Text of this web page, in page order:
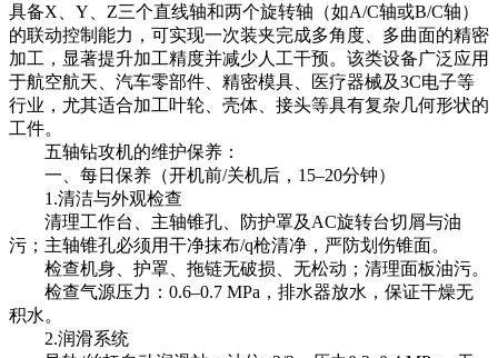
具备X、Y、Z三个直线轴和两个旋转轴（如A/C轴或B/C轴）
的联动控制能力，可实现一次装夹完成多角度、多曲面的精密
加工，显著提升加工精度并减少人工干预。该类设备广泛应用
于航空航天、汽车零部件、精密模具、医疗器械及3C电子等
行业，尤其适合加工叶轮、壳体、接头等具有复杂几何形状的
工件。
五轴钻攻机的维护保养：
一、每日保养（开机前/关机后，15–20分钟）
1.清洁与外观检查
清理工作台、主轴锥孔、防护罩及AC旋转台切屑与油
污；主轴锥孔必须用干净抹布/q枪清净，严防划伤锥面。
检查机身、护罩、拖链无破损、无松动；清理面板油污。
检查气源压力：0.6–0.7 MPa，排水器放水，保证干燥无
积水。
2.润滑系统